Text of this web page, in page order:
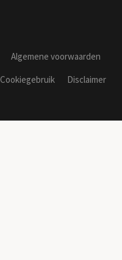
Algemene voorwaarden
Cookiegebruik
Disclaimer